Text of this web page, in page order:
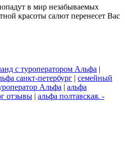
в мир незабываемых
красоты салют перенесет Вас
с туроператором Альфа |
санкт-петербург | семейный
Альфа | альфа
отзывы | альфа полтавская. -